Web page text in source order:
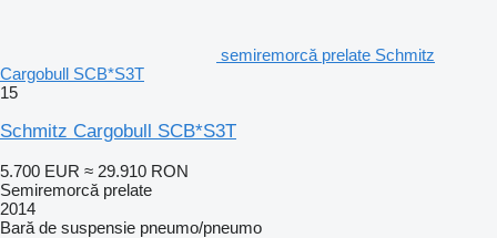
semiremorcă prelate Schmitz
Cargobull SCB*S3T
15
Schmitz Cargobull SCB*S3T
5.700 EUR ≈ 29.910 RON
Semiremorcă prelate
2014
Bară de suspensie pneumo/pneumo